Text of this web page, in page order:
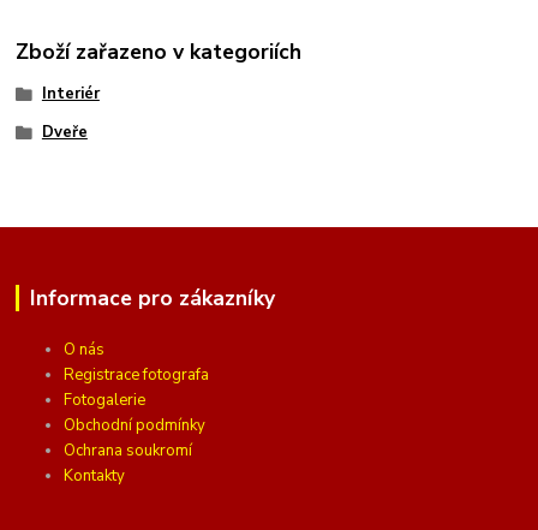
Zboží zařazeno v kategoriích
Interiér
Dveře
Informace pro zákazníky
O nás
Registrace fotografa
Fotogalerie
Obchodní podmínky
Ochrana soukromí
Kontakty